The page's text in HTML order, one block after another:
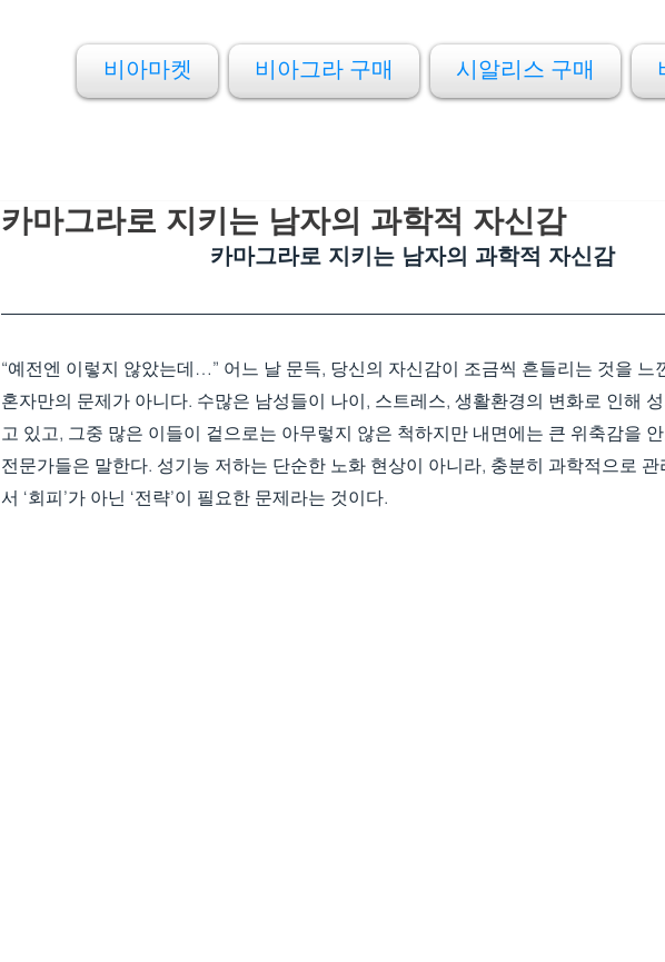
비아마켓 비아그라 구매 시알리스 구매
카마그라로 지키는 남자의 과학적 자신감
카마그라로 지키는 남자의 과학적 자신감
“예전엔 이렇지 않았는데…” 어느 날 문득, 당신의 자신감이 조금씩 흔들리는 것을 느
혼자만의 문제가 아니다. 수많은 남성들이 나이, 스트레스, 생활환경의 변화로 인해
고 있고, 그중 많은 이들이 겉으로는 아무렇지 않은 척하지만 내면에는 큰 위축감을
전문가들은 말한다. 성기능 저하는 단순한 노화 현상이 아니라, 충분히 과학적으로
서 ‘회피’가 아닌 ‘전략’이 필요한 문제라는 것이다.